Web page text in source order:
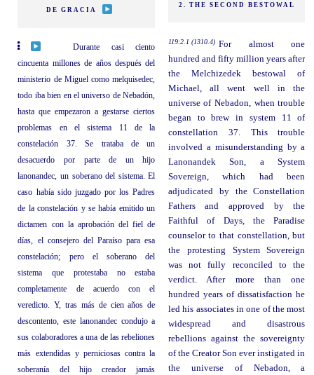
DE GRACIA
2. THE SECOND BESTOWAL
Durante casi ciento
cincuenta millones de años después del
ministerio de Miguel como melquisedec,
todo iba bien en el universo de Nebadón,
hasta que empezaron a gestarse ciertos
problemas en el sistema 11 de la
constelación 37. Se trataba de un
desacuerdo por parte de un hijo
lanonandec, un soberano del sistema. El
caso había sido juzgado por los Padres
de la constelación y se había emitido un
dictamen con la aprobación del fiel de
días, el consejero del Paraíso para esa
constelación; pero el soberano del
sistema que protestaba no estaba
completamente de acuerdo con el
veredicto. Y, tras más de cien años de
descontento, este lanonandec condujo a
sus colaboradores a una de las rebeliones
más extendidas y perniciosas contra la
soberanía del hijo creador jamás
119:2.1 (1310.4) For almost one
hundred and fifty million years after
the Melchizedek bestowal of
Michael, all went well in the
universe of Nebadon, when trouble
began to brew in system 11 of
constellation 37. This trouble
involved a misunderstanding by a
Lanonandek Son, a System
Sovereign, which had been
adjudicated by the Constellation
Fathers and approved by the
Faithful of Days, the Paradise
counselor to that constellation, but
the protesting System Sovereign
was not fully reconciled to the
verdict. After more than one
hundred years of dissatisfaction he
led his associates in one of the most
widespread and disastrous
rebellions against the sovereignty
of the Creator Son ever instigated in
the universe of Nebadon, a